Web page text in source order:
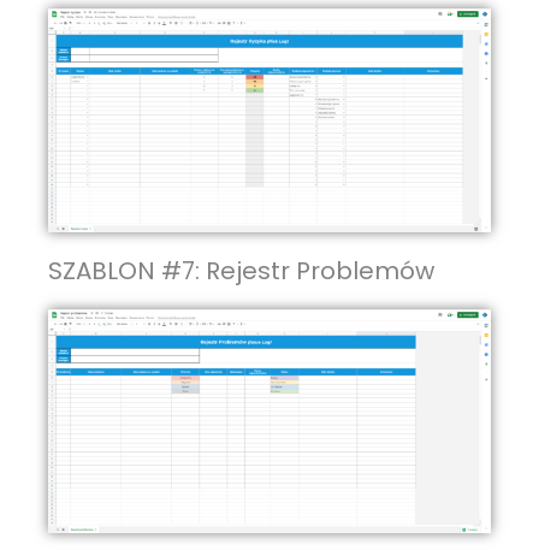
SZABLON #7: Rejestr Problemów